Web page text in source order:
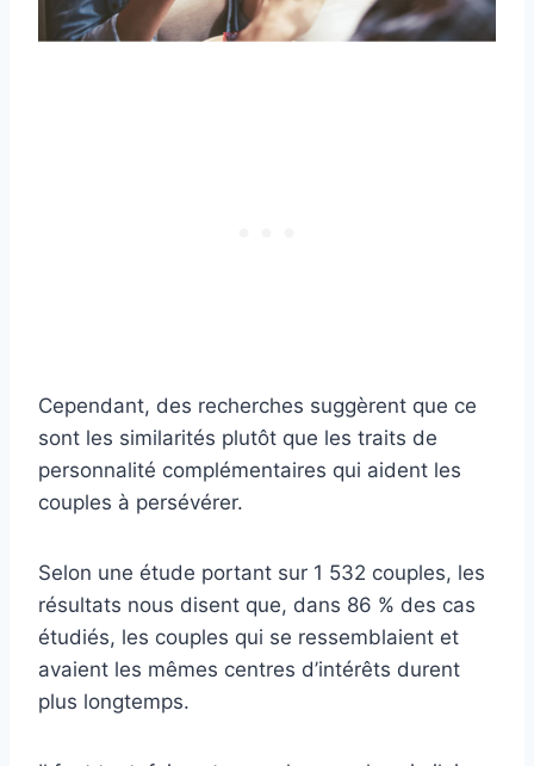
Cependant, des recherches suggèrent que ce
sont les similarités plutôt que les traits de
personnalité complémentaires qui aident les
couples à persévérer.
Selon une étude portant sur 1 532 couples, les
résultats nous disent que, dans 86 % des cas
étudiés, les couples qui se ressemblaient et
avaient les mêmes centres d’intérêts durent
plus longtemps.